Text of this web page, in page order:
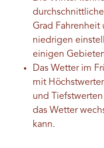
Grad Fahrenheit
niedrigen
einigen
Das Wetter im
mit
und
das Wetter
kann.